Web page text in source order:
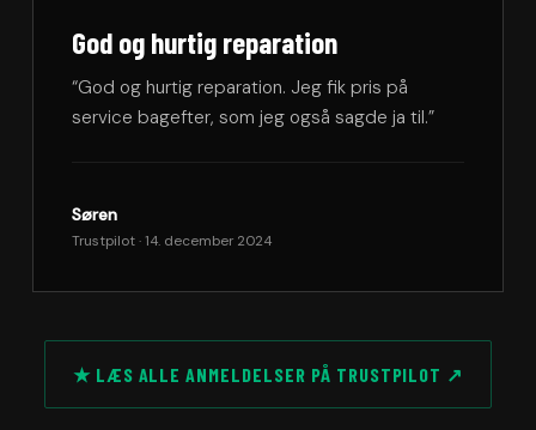
God og hurtig reparation
“God og hurtig reparation. Jeg fik pris på
service bagefter, som jeg også sagde ja til.”
Søren
Trustpilot · 14. december 2024
★ LÆS ALLE ANMELDELSER PÅ TRUSTPILOT ↗